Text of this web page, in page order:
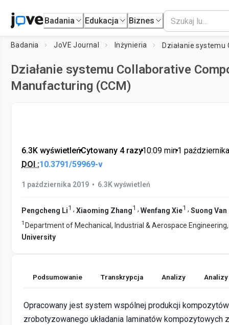
Badania Edukacja Biznes
Badania JoVE Journal Inżynieria
Działanie systemu Collaborative
Manufacturing (CCM)
6.3K wyświetleń•Cytowany 4 razy•10:09 min•1
DOI :10.3791/59969-v
1 października 2019 • 6.3K wyświetleń
Pengcheng Li1 , Xiaoming Zhang1 , Wenfang Xie1 , Suong Van
1 Department of Mechanical, Industrial & Aerospace
University
Podsumowanie Transkrypcja Analizy
Opracowany jest system wspólnej produkcji
zrobotyzowanego układania laminatów kompozytowych